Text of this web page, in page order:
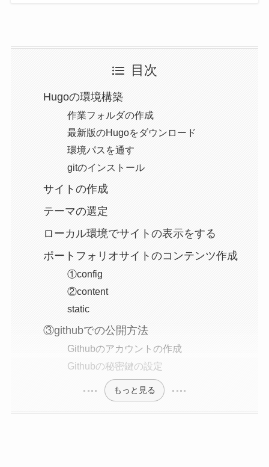
目次
Hugoの環境構築
作業フォルダの作成
最新版のHugoをダウンロード
環境パスを通す
gitのインストール
サイトの作成
テーマの選定
ローカル環境でサイトの表示をする
ポートフォリオサイトのコンテンツ作成
①config
②content
static
③githubでの公開方法
Githubのアカウントの作成
Githubの秘密鍵の設定
もっと見る